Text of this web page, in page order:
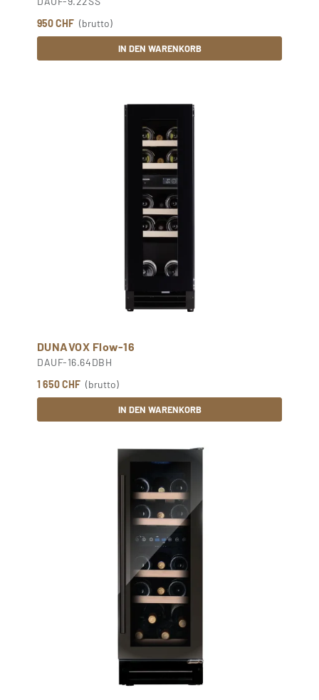
950 CHF (brutto)
IN DEN WARENKORB
DUNAVOX Flow-16
DAUF-16.64DBH
1 650 CHF (brutto)
IN DEN WARENKORB